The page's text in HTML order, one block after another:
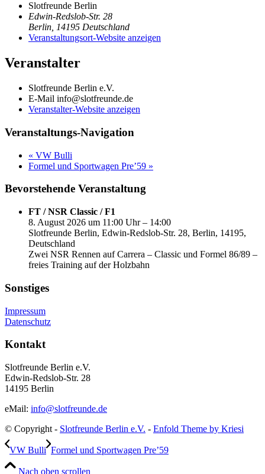
Slotfreunde Berlin
Edwin-Redslob-Str. 28
Berlin, 14195 Deutschland
Veranstaltungsort-Website anzeigen
Veranstalter
Slotfreunde Berlin e.V.
E-Mail info@slotfreunde.de
Veranstalter-Website anzeigen
Veranstaltungs-Navigation
« VW Bulli
Formel und Sportwagen Pre’59 »
Bevorstehende Veranstaltung
FT / NSR Classic / F1
8. August 2026 um 11:00 Uhr – 14:00
Slotfreunde Berlin, Edwin-Redslob-Str. 28, Berlin, 14195,
Deutschland
Zwei NSR Rennen auf Carrera – Classic und Formel 86/89 –
freies Training auf der Holzbahn
Sonstiges
Impressum
Datenschutz
Kontakt
Slotfreunde Berlin e.V.
Edwin-Redslob-Str. 28
14195 Berlin
eMail: info@slotfreunde.de
© Copyright - Slotfreunde Berlin e.V. - Enfold Theme by Kriesi
VW Bulli Formel und Sportwagen Pre’59
Nach oben scrollen